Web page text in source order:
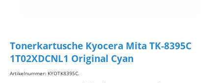
Tonerkartusche Kyocera Mita TK-8395C
1T02XDCNL1 Original Cyan
Artikelnummer: KYOTK8395C.